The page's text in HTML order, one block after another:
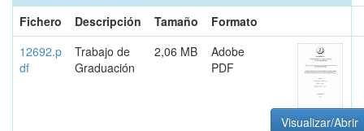
Fichero
Descripción Tamaño
Formato
12692.p
df
Trabajo de
Graduación
2,06 MB
Adobe
PDF
Visualizar/Abrir